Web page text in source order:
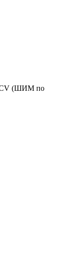
СV (ШИМ по